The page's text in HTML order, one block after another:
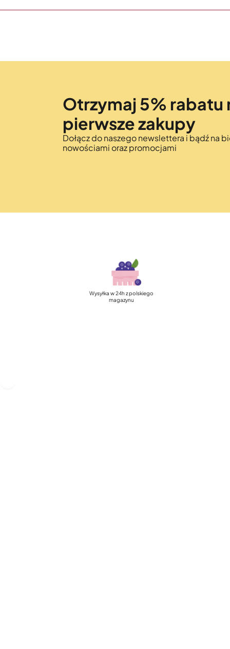
Otrzymaj 5% rabatu
pierwsze zakupy
Dołącz do naszego newslettera i bądź na
nowościami oraz promocjami